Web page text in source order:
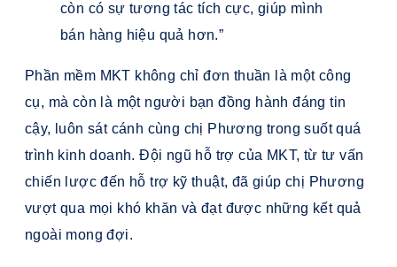
còn có sự tương tác tích cực, giúp mình
bán hàng hiệu quả hơn.”
Phần mềm MKT không chỉ đơn thuần là một công
cụ, mà còn là một người bạn đồng hành đáng tin
cậy, luôn sát cánh cùng chị Phương trong suốt quá
trình kinh doanh. Đội ngũ hỗ trợ của MKT, từ tư vấn
chiến lược đến hỗ trợ kỹ thuật, đã giúp chị Phương
vượt qua mọi khó khăn và đạt được những kết quả
ngoài mong đợi.